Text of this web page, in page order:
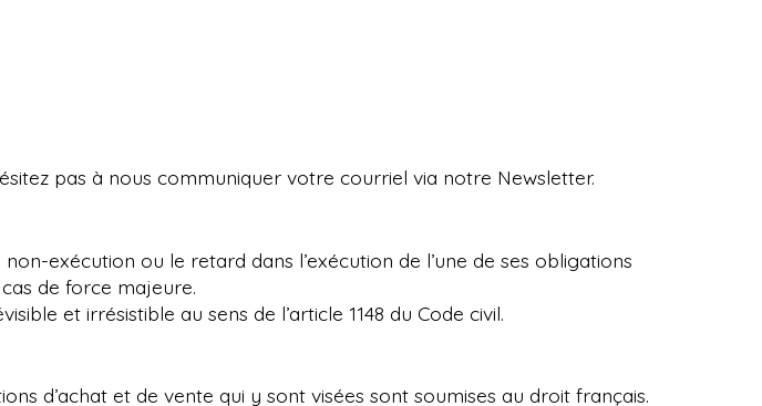
pas à nous communiquer votre courriel via notre Newsletter.
exécution ou le retard dans l’exécution de l’une de ses obligations
de force majeure.
et irrésistible au sens de l’article 1148 du Code civil.
d’achat et de vente qui y sont visées sont soumises au droit français.